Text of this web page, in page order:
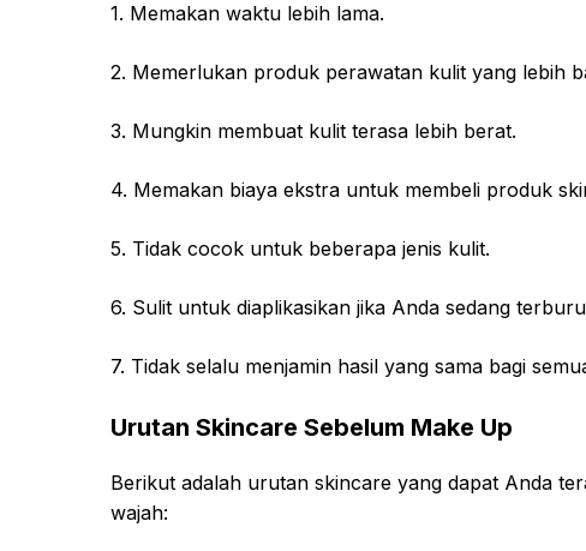
1. Memakan waktu lebih lama.
2. Memerlukan produk perawatan kulit yang lebih
3. Mungkin membuat kulit terasa lebih berat.
4. Memakan biaya ekstra untuk membeli produk
5. Tidak cocok untuk beberapa jenis kulit.
6. Sulit untuk diaplikasikan jika Anda sedang
7. Tidak selalu menjamin hasil yang sama bagi
Urutan Skincare Sebelum Make Up
Berikut adalah urutan skincare yang dapat Anda
wajah: